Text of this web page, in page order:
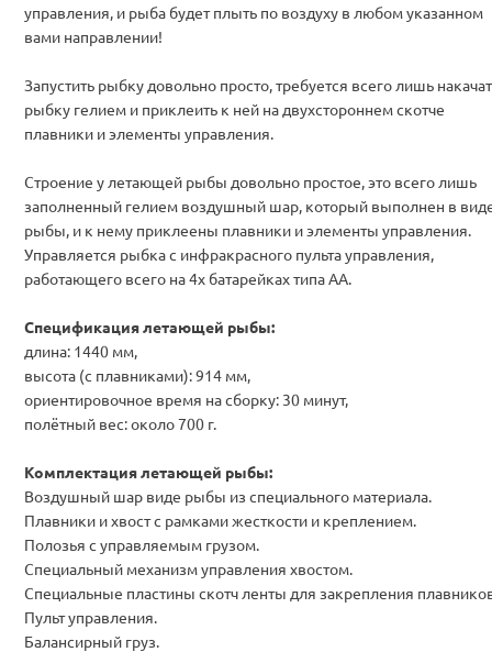
управления, и рыба будет плыть по воздуху в любом указанном
вами направлении!
Запустить рыбку довольно просто, требуется всего лишь
рыбку гелием и приклеить к ней на двухстороннем скотче
плавники и элементы управления.
Строение у летающей рыбы довольно простое, это всего лишь
заполненный гелием воздушный шар, который выполнен в
рыбы, и к нему приклеены плавники и элементы управления.
Управляется рыбка с инфракрасного пульта управления,
работающего всего на 4х батарейках типа АА.
Спецификация летающей рыбы:
длина: 1440 мм,
высота (с плавниками): 914 мм,
ориентировочное время на сборку: 30 минут,
полётный вес: около 700 г.
Комплектация летающей рыбы:
Воздушный шар виде рыбы из специального материала.
Плавники и хвост с рамками жесткости и креплением.
Полозья с управляемым грузом.
Специальный механизм управления хвостом.
Специальные пластины скотч ленты для закрепления
Пульт управления.
Балансирный груз.